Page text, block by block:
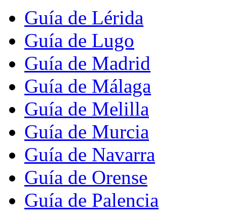
Guía de Lérida
Guía de Lugo
Guía de Madrid
Guía de Málaga
Guía de Melilla
Guía de Murcia
Guía de Navarra
Guía de Orense
Guía de Palencia